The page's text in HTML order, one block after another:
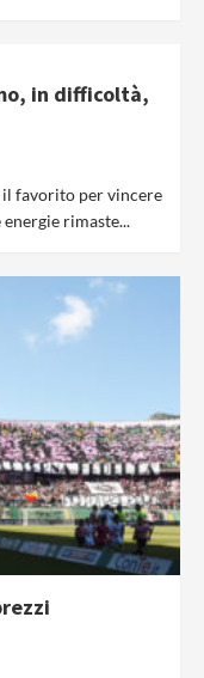
in difficoltà,
il favorito per vincere
rimaste...